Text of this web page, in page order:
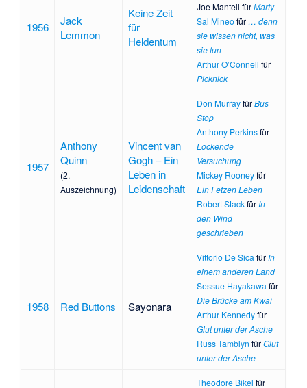
1956
Jack
Lemmon
Keine Zeit
für
Heldentum
Joe Mantell fürMarty
Sal Mineofür … denn
sie wissen nicht, was
sie tun
Arthur O’Connell für
Picknick
1957
Anthony
Quinn
(2.
Auszeichnung)
Vincent van
Gogh – Ein
Leben in
Leidenschaft
Don MurrayfürBus
Stop
Anthony Perkinsfür
Lockende
Versuchung
Mickey Rooneyfür
Ein Fetzen Leben
Robert Stackfür In
den Wind
geschrieben
1958 Red Buttons Sayonara
Vittorio De Sica für In
einem anderen Land
Sessue Hayakawa für
Die Brücke am Kwai
Arthur Kennedyfür
Glut unter der Asche
Russ Tamblyn fürGlut
unter der Asche
Theodore Bikel für